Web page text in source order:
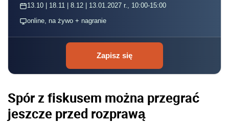
13.10 | 18.11 | 8.12 | 13.01.2027 r., 10:00-15:00
online, na żywo + nagranie
Zapisz się
Spór z fiskusem można przegrać
jeszcze przed rozprawą